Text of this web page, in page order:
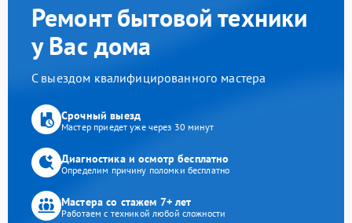
Ремонт бытовой техники
у Вас дома
С выездом квалифицированного мастера
Срочный выезд
Мастер приедет уже через 30 минут
Диагностика и осмотр бесплатно
Определим причину поломки бесплатно
Мастера со стажем 7+ лет
Работаем с техникой любой сложности